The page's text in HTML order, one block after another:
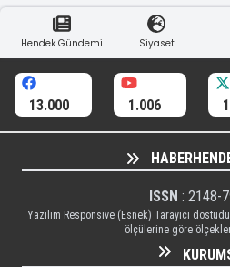
Hendek Gündemi Siyaset
13.000 1.006
ISSN : 2148-
Yazılım Responsive (Esnek) Tarayıcı
ölçülerine göre